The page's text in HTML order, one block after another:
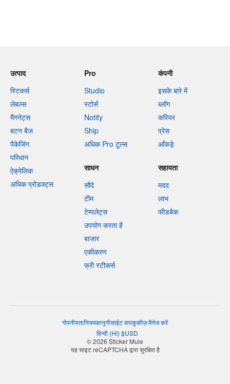
उत्पाद
स्टिकर्स
लेबल्स
मैगनेट्स
बटन बैज
पैकेजिंग
परिधान
ऐक्रेलिक
अधिक प्रोडक्ट्स
Pro
Studio
स्टोर्स
Notify
Ship
अधिक Pro टूल्स
कंपनी
इसके बारे में
ब्लॉग
करियर
प्रेस
आँकड़े
साधन
सौदे
टीम
टेम्पलेट्स
उपयोग करता है
बाजार
एकीकरण
फ्री स्टीकर्स
सहायता
मदद
लाभ
फीडबैक
गोपनीयतानियमकानूनीसाईट मापकुकीज़ मैनेज करें
हिन्दी(HI) $USD
© 2026 Sticker Mule
यह साइट reCAPTCHA द्वारा सुरक्षित है